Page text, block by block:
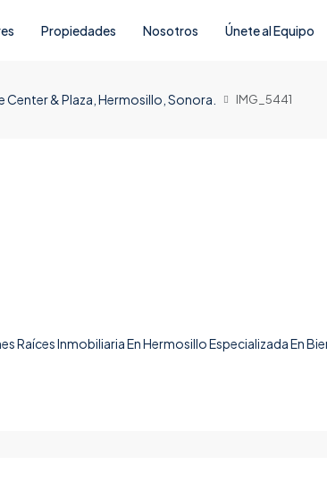
Propiedades Nosotros Únete al Equipo
& Plaza, Hermosillo, Sonora. IMG_5441